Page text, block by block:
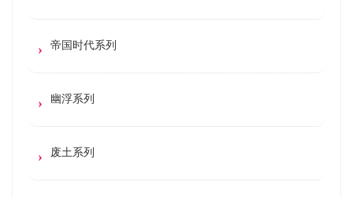
帝国时代系列
幽浮系列
废土系列